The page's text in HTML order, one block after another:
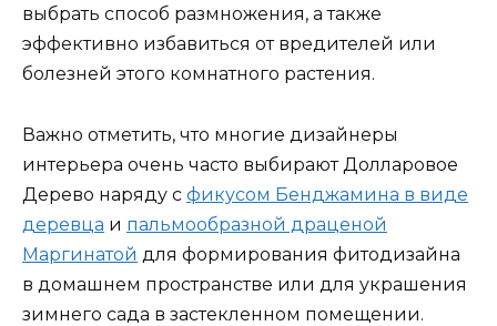
выбрать способ размножения, а также
эффективно избавиться от вредителей или
болезней этого комнатного растения.
Важно отметить, что многие дизайнеры
интерьера очень часто выбирают Долларовое
Дерево наряду с фикусом Бенджамина в виде
деревца и пальмообразной драценой
Маргинатой для формирования фитодизайна
в домашнем пространстве или для украшения
зимнего сада в застекленном помещении.